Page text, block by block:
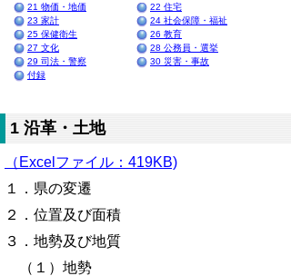
21 物価・地価
22 住宅
23 家計
24 社会保障・福祉
25 保健衛生
26 教育
27 文化
28 公務員・選挙
29 司法・警察
30 災害・事故
付録
1 沿革・土地
（Excelファイル：419KB)
１．県の変遷
２．位置及び面積
３．地勢及び地質
（１）地勢